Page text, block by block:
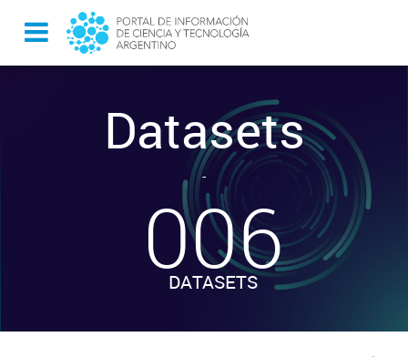
Datasets
-
006
DATASETS